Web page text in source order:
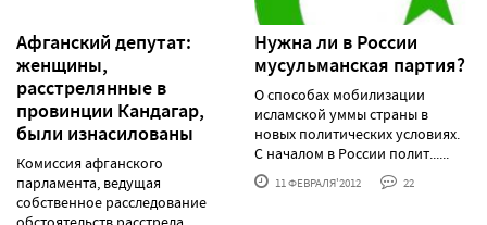
Афганский депутат:
женщины,
расстрелянные в
провинции Кандагар,
были изнасилованы
Комиссия афганского
парламента, ведущая
собственное расследование
Нужна ли в России
мусульманская партия?
О способах мобилизации
исламской уммы страны в
новых политических условиях.
С началом в России полит......
11 ФЕВРАЛЯ'2012 22